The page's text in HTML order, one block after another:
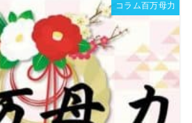
コラム百万母力